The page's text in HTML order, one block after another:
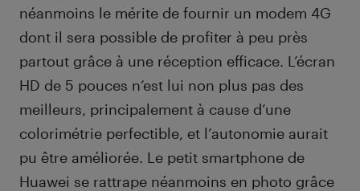
néanmoins le mérite de fournir un modem 4G
dont il sera possible de profiter à peu près
partout grâce à une réception efficace. L’écran
HD de 5 pouces n’est lui non plus pas des
meilleurs, principalement à cause d’une
colorimétrie perfectible, et l’autonomie aurait
pu être améliorée. Le petit smartphone de
Huawei se rattrape néanmoins en photo grâce